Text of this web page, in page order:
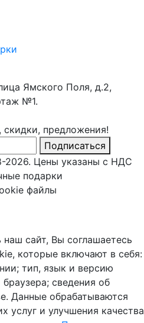
Ямского Поля, д.2,
№1.
предложения!
Подписаться
2026. Цены указаны с НДС
подарки
файлы
сайт, Вы соглашаетесь
которые включают в себя:
тип, язык и версию
сведения об
Данные обрабатываются
услуг и улучшения качества